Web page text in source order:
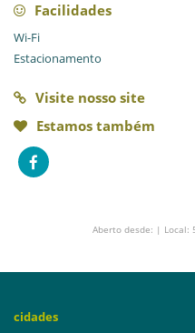
Facilidades
Wi-Fi
Estacionamento
Visite nosso site
Estamos também
Aberto desde: | Local:
cidades